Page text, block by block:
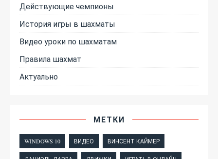
Действующие чемпионы
История игры в шахматы
Видео уроки по шахматам
Правила шахмат
Актуально
МЕТКИ
WINDOWS 10 ВИДЕО ВИНСЕНТ КАЙМЕР